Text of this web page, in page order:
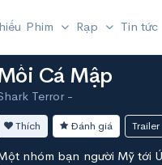
Phim Rạp Tin tức
Cá Mập
Terror -
Thích Đánh giá Trailer
nhóm bạn người Mỹ tới